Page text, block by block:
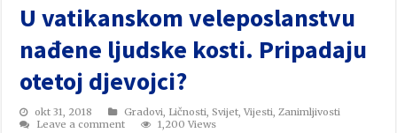
U vatikanskom veleposlanstvu
nađene ljudske kosti. Pripadaju
otetoj djevojci?
okt 31, 2018 Gradovi, Ličnosti,Svijet,Vijesti,Zanimljivosti
Leave a comment
1,200 Views